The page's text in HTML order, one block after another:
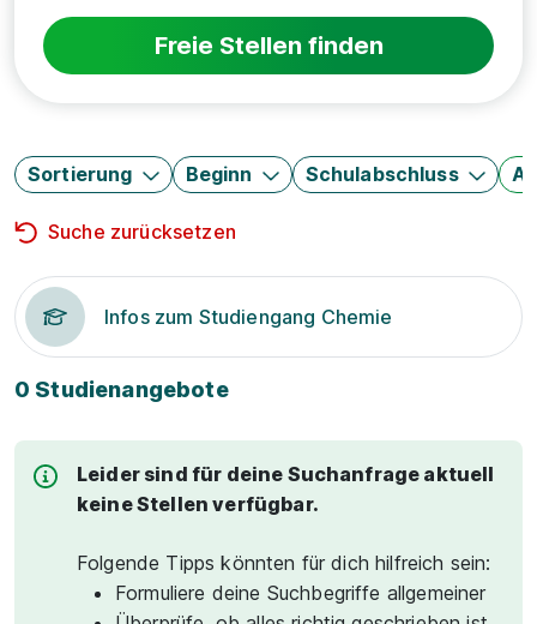
Freie Stellen finden
Sortierung Beginn Schulabschluss
Suche zurücksetzen
Infos zum Studiengang Chemie
0 Studienangebote
Leider sind für deine Suchanfrage aktuell
keine Stellen verfügbar.
Folgende Tipps könnten für dich hilfreich sein:
Formuliere deine Suchbegriffe allgemeiner